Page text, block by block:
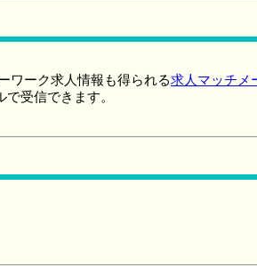
ワーク求人情報も得られる求人マッチメ
受信できます。